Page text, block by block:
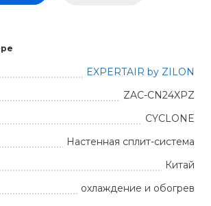
EXPERTAIR by ZILON
ZAC-CN24XPZ
CYCLONE
Настенная сплит-система
Китай
охлаждение и обогрев